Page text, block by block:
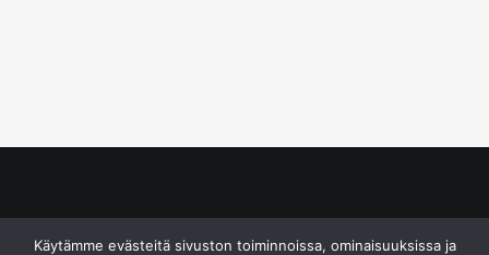
Käytämme evästeitä sivuston toiminnoissa, ominaisuuksissa ja